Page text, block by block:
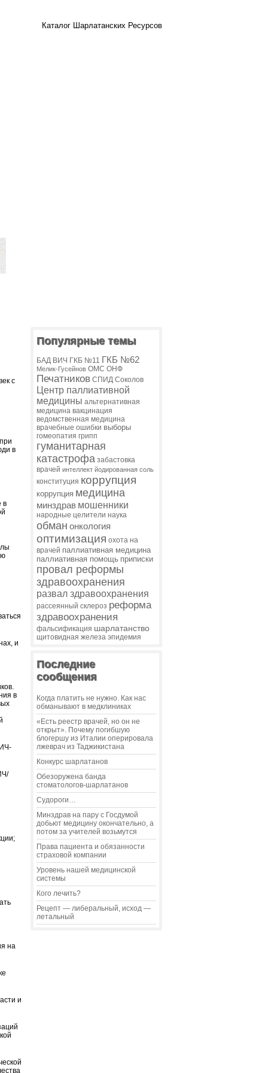
Каталог Шарлатанских Ресурсов
с
в
в
и
в
на
и
Популярные темы
БАД ВИЧ ГКБ №11 ГКБ №62
Мелик-Гусейнов ОМС ОНФ
Печатников СПИД Соколов
Центр паллиативной
медицины альтернативная
медицина вакцинация
ведомственная медицина
врачебные ошибки выборы
гомеопатия грипп
гуманитарная
катастрофа забастовка
врачей интеллект йодированная соль
конституция коррупция
коррупция медицина
минздрав мошенники
народные целители наука
обман онкология
оптимизация охота на
врачей паллиативная медицина
паллиативная помощь приписки
провал реформы
здравоохранения
развал здравоохранения
рассеянный склероз реформа
здравоохранения
фальсификация шарлатанство
щитовидная железа эпидемия
Последние
сообщения
Когда платить не нужно. Как нас
обманывают в медклиниках
«Есть реестр врачей, но он не
открыт». Почему погибшую
блогершу из Италии оперировала
лжеврач из Таджикистана
Конкурс шарлатанов
Обезоружена банда
стоматологов-шарлатанов
Судороги…
Минздрав на пару с Госдумой
добьют медицину окончательно, а
потом за учителей возьмутся
Права пациента и обязанности
страховой компании
Уровень нашей медицинской
системы
Кого лечить?
Рецепт — либеральный, исход —
летальный